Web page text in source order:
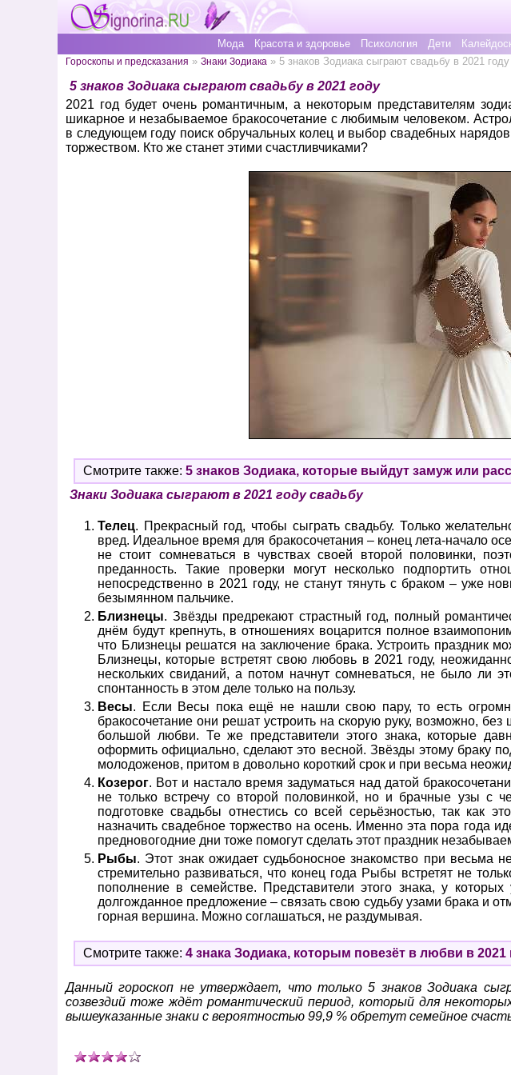
Мода Красота и здоровье Психология Дети
Гороскопы и предсказания » Знаки Зодиака » 5 знаков Зодиака сыграют свадьбу в 2021 году
5 знаков Зодиака сыграют свадьбу в 2021 году
2021 год будет очень романтичным, а некоторым представителям
шикарное и незабываемое бракосочетание с любимым человеком.
в следующем году поиск обручальных колец и выбор свадебных
торжеством. Кто же станет этими счастливчиками?
Смотрите также: 5 знаков Зодиака, которые выйдут замуж или
Знаки Зодиака сыграют в 2021 году свадьбу
Телец. Прекрасный год, чтобы сыграть свадьбу. Только
вред. Идеальное время для бракосочетания – конец лета-начало
не стоит сомневаться в чувствах своей второй половинки,
преданность. Такие проверки могут несколько подпортить
непосредственно в 2021 году, не станут тянуть с браком – уже
безымянном пальчике.
Близнецы. Звёзды предрекают страстный год, полный
днём будут крепнуть, в отношениях воцарится полное
что Близнецы решатся на заключение брака. Устроить праздник
Близнецы, которые встретят свою любовь в 2021 году,
нескольких свиданий, а потом начнут сомневаться, не было
спонтанность в этом деле только на пользу.
Весы. Если Весы пока ещё не нашли свою пару, то есть
бракосочетание они решат устроить на скорую руку, возможно,
большой любви. Те же представители этого знака, которые
оформить официально, сделают это весной. Звёзды этому браку
молодоженов, притом в довольно короткий срок и при весьма
Козерог. Вот и настало время задуматься над датой
не только встречу со второй половинкой, но и брачные узы с
подготовке свадьбы отнестись со всей серьёзностью, так как
назначить свадебное торжество на осень. Именно эта пора года
предновогодние дни тоже помогут сделать этот праздник
Рыбы. Этот знак ожидает судьбоносное знакомство при весьма
стремительно развиваться, что конец года Рыбы встретят не
пополнение в семействе. Представители этого знака, у
долгожданное предложение – связать свою судьбу узами брака и
горная вершина. Можно соглашаться, не раздумывая.
Смотрите также: 4 знака Зодиака, которым повезёт в любви в 2021
Данный гороскоп не утверждает, что только 5 знаков Зодиака
созвездий тоже ждёт романтический период, который для
вышеуказанные знаки с вероятностью 99,9 % обретут семейное